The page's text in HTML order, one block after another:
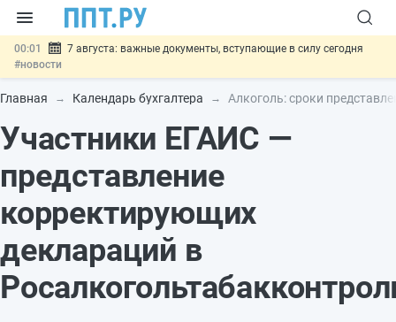
00:01
7 августа: важные документы, вступающие в силу сегодня
#новости
06.08 Минпромторг предложил запретить смешанные лоты электроники
в госзакупках#новости
недружественных стран
#новости
06.08 Возврат денег за риелторские услуги при недействительных
06.08
Важно
Обеспечительный платёж СПОТ могут заменить
банковской гарантией
Главная Календарь бухгалтера Алкоголь: сроки
Участники ЕГАИС —
представление
корректирующих
деклараций в